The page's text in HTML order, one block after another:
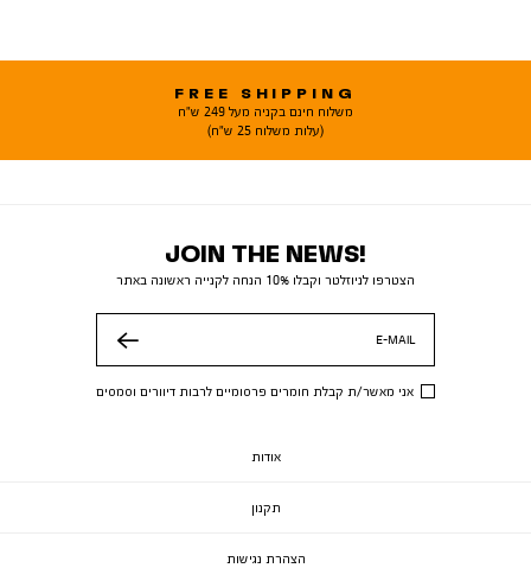
FREE SHIPPING
משלוח חינם בקניה מעל 249 ש"ח
(עלות משלוח 25 ש"ח)
JOIN THE NEWS!
הצטרפו לניוזלטר וקבלו 10% הנחה לקנייה ראשונה באתר
E-MAIL
אני מאשר/ת קבלת חומרים פרסומיים לרבות דיוורים וסמסים
אודות
תקנון
הצהרת נגישות